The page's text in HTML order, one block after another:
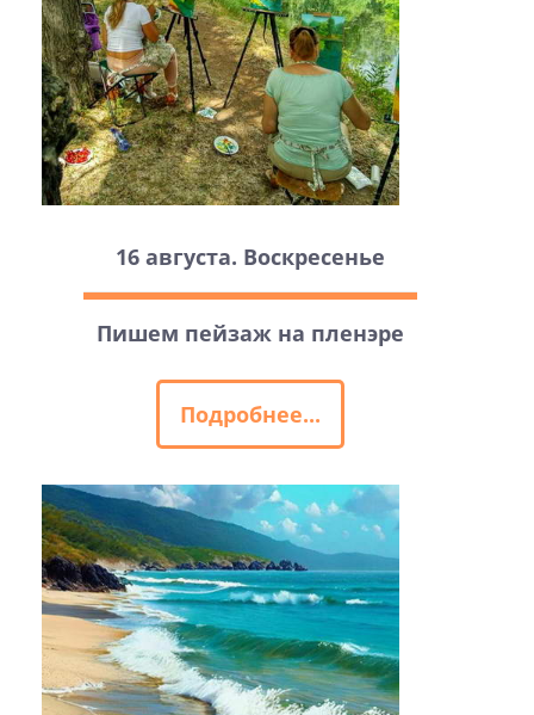
16 августа. Воскресенье
Пишем пейзаж на пленэре
Подробнее...